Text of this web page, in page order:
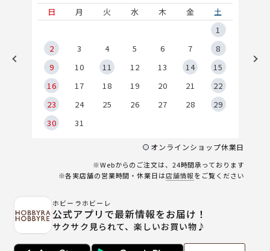
日
月 火 水 木 金
土
1
2
3 4 5 6 7
8
9
10 11 12 13 14
15
16
17 18 19 20 21
22
23
24 25 26 27 28
29
30
31
オンラインショップ休業日
※Webからのご注文は、24時間承っております
※各実店舗の営業時間・休業日は店舗情報をご覧ください
ホビーラホビーレ
公式アプリで最新情報をお届け！
サクサク見られて、楽しいお買い物♪